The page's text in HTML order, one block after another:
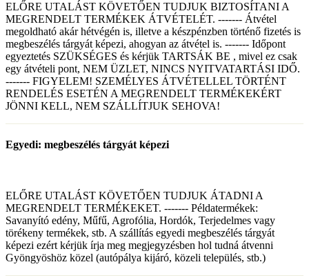
ELŐRE UTALÁST KÖVETŐEN TUDJUK BIZTOSÍTANI A
MEGRENDELT TERMÉKEK ÁTVÉTELÉT. ------- Átvétel
megoldható akár hétvégén is, illetve a készpénzben történő fizetés is
megbeszélés tárgyát képezi, ahogyan az átvétel is. ------- Időpont
egyeztetés SZÜKSÉGES és kérjük TARTSÁK BE , mivel ez csak
egy átvételi pont, NEM ÜZLET, NINCS NYITVATARTÁSI IDŐ.
------- FIGYELEM! SZEMÉLYES ÁTVÉTELLEL TÖRTÉNT
RENDELÉS ESETÉN A MEGRENDELT TERMÉKEKÉRT
JÖNNI KELL, NEM SZÁLLÍTJUK SEHOVA!
Egyedi: megbeszélés tárgyát képezi
ELŐRE UTALÁST KÖVETŐEN TUDJUK ÁTADNI A
MEGRENDELT TERMÉKEKET. ------- Példatermékek:
Savanyító edény, Műfű, Agrofólia, Hordók, Terjedelmes vagy
törékeny termékek, stb. A szállítás egyedi megbeszélés tárgyát
képezi ezért kérjük írja meg megjegyzésben hol tudná átvenni
Gyöngyöshöz közel (autópálya kijáró, közeli település, stb.)